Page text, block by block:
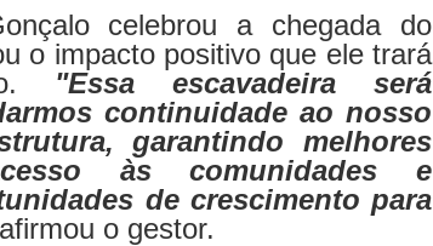
celebrou a chegada do
o impacto positivo que ele trará
"Essa escavadeira será
continuidade ao nosso
garantindo melhores
às comunidades e
de crescimento para
afirmou o gestor.